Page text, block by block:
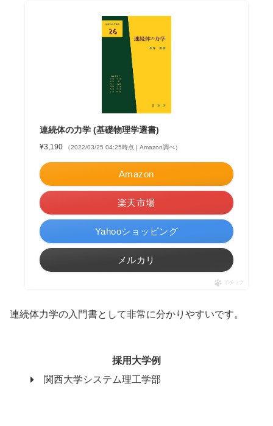
連続体の力学 (基礎物理学選書)
¥3,190 （2022/03/25 04:25時点 | Amazon調べ）
Amazon
楽天市場
Yahooショッピング
メルカリ
ポチップ
連続体力学の入門書として非常に分かりやすいです。
採用大学例
関西大学システム理工学部